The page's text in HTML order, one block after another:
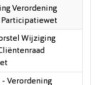
Verordening
Participatiewet
Wijziging
- Verordening